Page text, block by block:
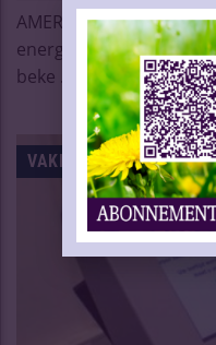
AMERIKA, 27 oktober
energiedrankjes een
beke ...
Lees meer
VAKNIEUWS | OVERIG